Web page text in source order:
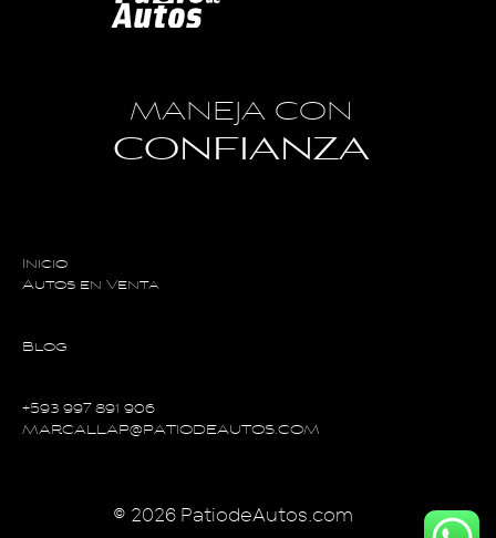
MANEJA CON
CONFIANZA
Inicio
Autos en Venta
Blog
+593 997 891 906
MARCALLAP@PATIODEAUTOS.COM
© 2026 PatiodeAutos.com